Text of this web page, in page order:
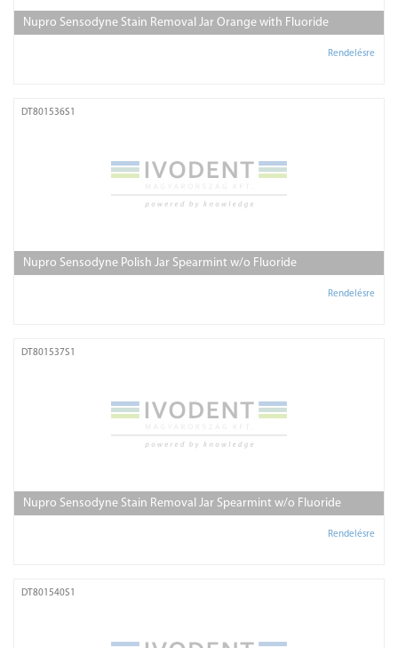
Nupro Sensodyne Stain Removal Jar Orange with Fluoride
Rendelésre
DT801536S1
Nupro Sensodyne Polish Jar Spearmint w/o Fluoride
Rendelésre
DT801537S1
Nupro Sensodyne Stain Removal Jar Spearmint w/o Fluoride
Rendelésre
DT801540S1